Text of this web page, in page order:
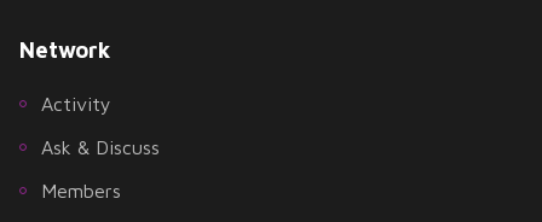
Network
Activity
Ask & Discuss
Members